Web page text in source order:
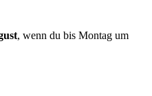
, wenn du bis Montag um